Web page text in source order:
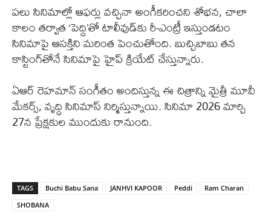
పలు సినిమాల్లో ఆఫర్లు వచ్చినా అంగీకరించని శోభన, చాలా
కాలం తర్వాత ‘పెద్ది’తో టాలీవుడ్‌కు రీ-ఎంట్రీ ఇస్తుండటం
సినిమాపై ఆసక్తిని మరింత పెంచుతోంది. బుచ్చిబాబు తన
కాస్టింగ్‌తోనే సినిమాపై హైప్ క్రియేట్ చేస్తున్నారు.
ఏఆర్ రెహమాన్ సంగీతం అందిస్తున్న ఈ చిత్రాన్ని మైత్రీ మూవీ
మేకర్స్, వృద్ధి సినిమాస్ నిర్మిస్తున్నాయి. సినిమా 2026 మార్చి
27న ప్రేక్షకుల ముందుకు రానుంది.
TAGS Buchi Babu Sana JANHVI KAPOOR Peddi
Ram Charan
SHOBANA